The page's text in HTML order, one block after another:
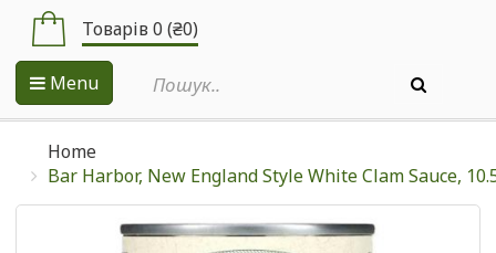
Товарів 0 (₴0)
Menu
Home
Bar Harbor, New England Style White Clam Sauce,